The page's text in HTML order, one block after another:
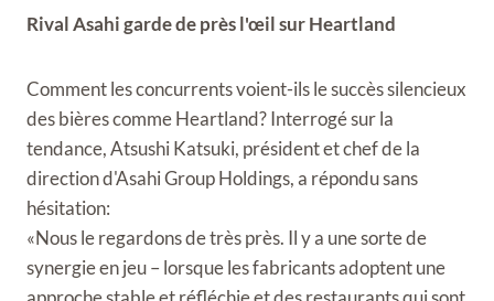
Rival Asahi garde de près l'œil sur Heartland
Comment les concurrents voient-ils le succès silencieux
des bières comme Heartland? Interrogé sur la
tendance, Atsushi Katsuki, président et chef de la
direction d'Asahi Group Holdings, a répondu sans
hésitation:
«Nous le regardons de très près. Il y a une sorte de
synergie en jeu – lorsque les fabricants adoptent une